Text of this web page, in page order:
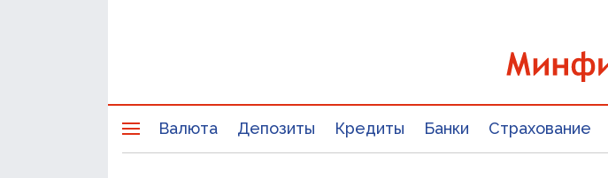
Валюта Депозиты Кредиты Банки Страхование